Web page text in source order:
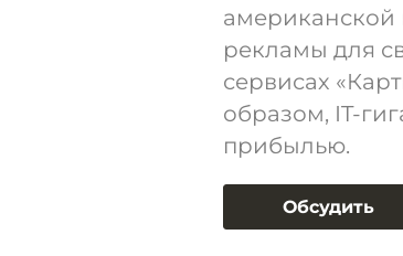
американской
рекламы для
сервисах
образом, IT-
прибылью.
Обсудить